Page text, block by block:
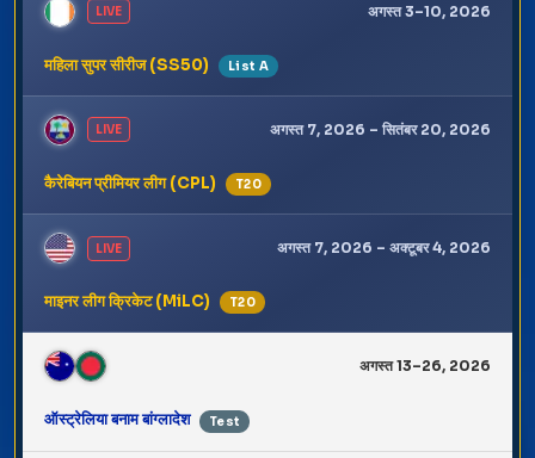
महिला सुपर सीरीज (SS50) List A
अगस्त 3–10, 2026
LIVE
कैरेबियन प्रीमियर लीग (CPL) T20
अगस्त 7, 2026 – सितंबर 20, 2026
LIVE
माइनर लीग क्रिकेट (MiLC) T20
अगस्त 7, 2026 – अक्टूबर 4, 2026
LIVE
ऑस्ट्रेलिया बनाम बांग्लादेश Test
अगस्त 13–26, 2026